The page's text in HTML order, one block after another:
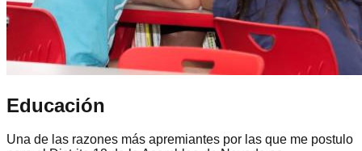
Educación
Una de las razones más apremiantes por las que me postulo